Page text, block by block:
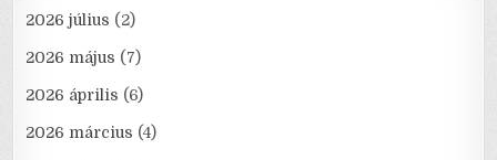
2026 július (2)
2026 május (7)
2026 április (6)
2026 március (4)